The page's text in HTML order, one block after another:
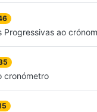
Progressivas ao
cronómetro